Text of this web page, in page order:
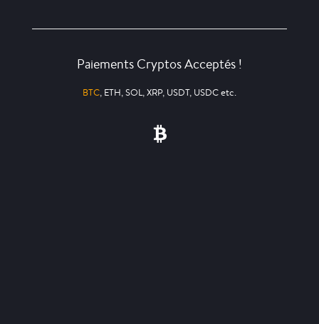
Paiements Cryptos Acceptés !
BTC, ETH, SOL, XRP, USDT, USDC etc.